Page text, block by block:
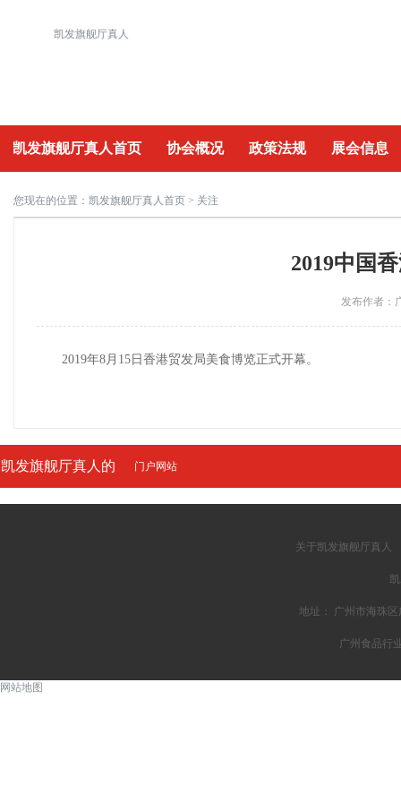
凯发旗舰厅真人
凯发旗舰厅真人首页 协会概况 政策法规 展会信息
重要活动
您现在的位置： 凯发旗舰厅真人首页 > 关注
2019中国
发布作者
2019年8月15日香港贸发局美食博览正式开幕。
凯发旗舰厅真人的
友情链接
门户网站
关于凯发旗舰厅真人
地址： 广州市海珠
广州食品行
网站地图